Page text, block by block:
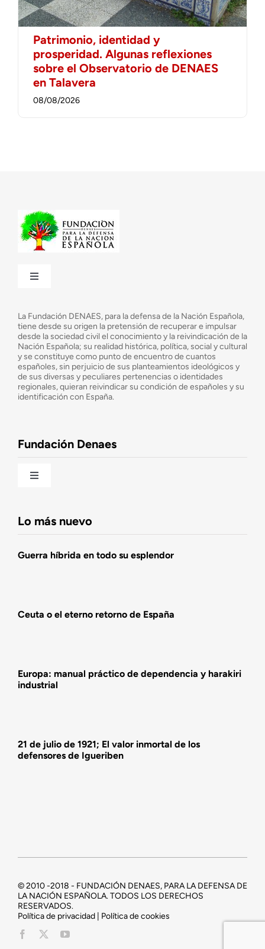
Patrimonio, identidad y
prosperidad. Algunas reflexiones
sobre el Observatorio de DENAES
en Talavera
08/08/2026
Toggle
¿Cuáles son nuestros objetivos?
Consejo Asesor
La Fundación DENAES, para la defensa de la Nación Española,
tiene desde su origen la pretensión de recuperar e impulsar
desde la sociedad civil el conocimiento y la reivindicación de la
Nación Española; su realidad histórica, política, social y cultural
y se constituye como punto de encuentro de cuantos
españoles, sin perjuicio de sus planteamientos ideológicos y
de sus diversas y peculiares pertenencias o identidades
regionales, quieran reivindicar su condición de españoles y su
identificación con España.
Fundación Denaes
Toggle
Lo más nuevo
Guerra híbrida en todo su esplendor
Ceuta o el eterno retorno de España
Europa: manual práctico de dependencia y harakiri
industrial
21 de julio de 1921; El valor inmortal de los
defensores de Igueriben
© 2010 -2018 - FUNDACIÓN DENAES, PARA LA DEFENSA DE
LA NACIÓN ESPAÑOLA. TODOS LOS DERECHOS
RESERVADOS.
Política de privacidad | Política de cookies